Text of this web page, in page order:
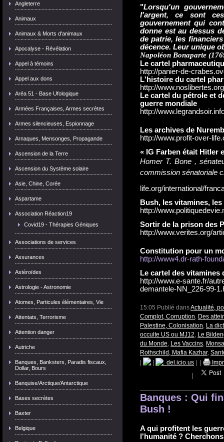
Angleterre
Animaux
Animaux & Morts d'animaux
Apocalyse - Révélation
Appel à témoins
Appel aux dons
Aréa 51 - Base Ufologique
Armées Françaises, Armes secrètes
Armes silencieuses, Espionnage
Arnaques, Mensonges, Propagande
Ascension de la Terre
Ascension du Système solaire
Asie, Chine, Corée
Aspartame
Association Réaction19
Covid19 - Thérapies Géniques
Associations de services
Assurances
Astéroïdes
Astrologie - Astronomie
Atomes, Particules élémentaires, Vie
Attentats, Terrorisme
Attention danger
Autriche
Banques, Banksters, Paradis fiscaux,
Dollar, Bours
Banquise/Arctique/Antarctique
Bases secrètes
Baxter
Belgique
"Lorsqu'un
l'argent, ce sont
gouvernement qui
donne est au dessus
de patrie, les
décence. Leur unique
Napoléon Bonaparte
Le cartel
http://panier-de-
L'histoire du cartel
http://
Le cartel du pétrole et
guerre mondiale
http://
Les archives de
http://www.profit-over-
« IG Farben était Hitler
Homer T. Bone ,
commission sénatoriale
life.org/international/
Bush, les vitamines,
http://
Sortir de la prison des
http://www.verites.org/
Constitution pour un
http://www4.dr-rath-
Le cartel des vitamines
http://www.e-sante.fr/
demantele-NN_226-99-
15:05 Publié dansActualité,
Complot, Corruption, Des
Palestine, Colonisation, La
occulte US ou MJ12, Le
du Monde, Les Vaccins,
Rothschild, Mafia Kazhar,
del.icio.us
Banques : Qui
Bush !
A qui profitent les
l'humanité ?